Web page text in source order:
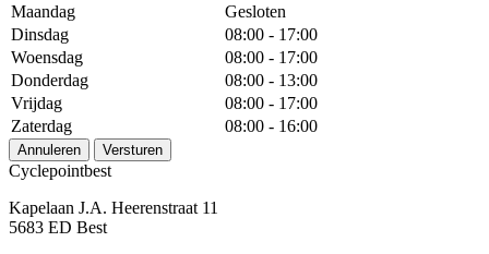
Maandag
Gesloten
Dinsdag
08:00 - 17:00
Woensdag
08:00 - 17:00
Donderdag
08:00 - 13:00
Vrijdag
08:00 - 17:00
Zaterdag
08:00 - 16:00
Annuleren Versturen
Cyclepointbest
Kapelaan J.A. Heerenstraat 11
5683 ED Best